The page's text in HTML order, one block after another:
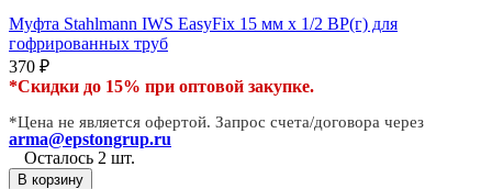
Муфта Stahlmann IWS EasyFix 15 мм х 1/2 ВР(г) для
гофрированных труб
370 ₽
*Скидки до 15% при оптовой закупке.
*Цена не является офертой. Запрос счета/договора через
arma@epstongrup.ru
Осталось 2 шт.
В корзину